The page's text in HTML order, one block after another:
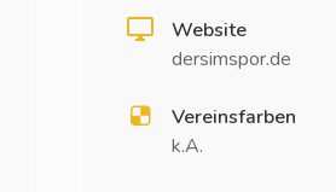
Website
dersimspor.de
Vereinsfarben
k.A.